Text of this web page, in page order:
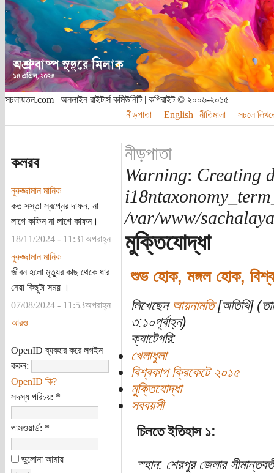
সচলায়তন.com | অনলাইন রাইটার্স কমিউনিটি | কপিরাইট © ২০০৬-২০১৫
নীড়পাতা
English নীতিমালা সচলে
কলরব
নুরুজ্জামান মানিক
কত সস্তা স্বপ্নের দাফন, না
লাগে কফিন না লাগে কাফন।
18/11/2024 - 11:31অপরাহ্ন
নুরুজ্জামান মানিক
জীবন হলো মৃত্যুর কাছ থেকে ধার
নেয়া কিছুটা সময় ।
07/08/2024 - 11:53অপরাহ্ন
আরও
OpenID ব্যবহার করে লগইন
করুন:
OpenID কি?
সদস্য পরিচয়: *
পাসওয়ার্ড: *
ভুলোনা আমায়
নীড়পাতা
Warning: Creating
/var/www/
মুক্তিযোদ্ধা
শুভ হোক, মঙ্গল হোক,
লিখেছেন আয়নামতি[অতিথি]
৩:১০পূর্বাহ্ন)
ক্যাটেগরি:
খেলাধুলা
বিশ্বকাপ ক্রিকেটে ২০১৫
মুক্তিযোদ্ধা
সববয়সী
চিলতে ইতিহাস ১:
স্হান: শেরপুর জেলার